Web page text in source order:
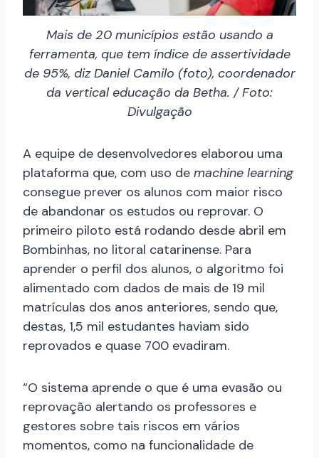
Mais de 20 municípios estão usando a
ferramenta, que tem índice de assertividade
de 95%, diz Daniel Camilo (foto), coordenador
da vertical educação da Betha. / Foto:
Divulgação
A equipe de desenvolvedores elaborou uma
plataforma que, com uso de machine learning
consegue prever os alunos com maior risco
de abandonar os estudos ou reprovar. O
primeiro piloto está rodando desde abril em
Bombinhas, no litoral catarinense. Para
aprender o perfil dos alunos, o algoritmo foi
alimentado com dados de mais de 19 mil
matrículas dos anos anteriores, sendo que,
destas, 1,5 mil estudantes haviam sido
reprovados e quase 700 evadiram.
“O sistema aprende o que é uma evasão ou
reprovação alertando os professores e
gestores sobre tais riscos em vários
momentos, como na funcionalidade de